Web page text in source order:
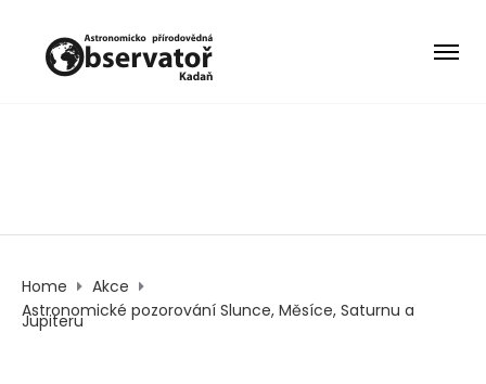
Home
Akce
Astronomické pozorování Slunce, Měsíce, Saturnu a
Jupiteru